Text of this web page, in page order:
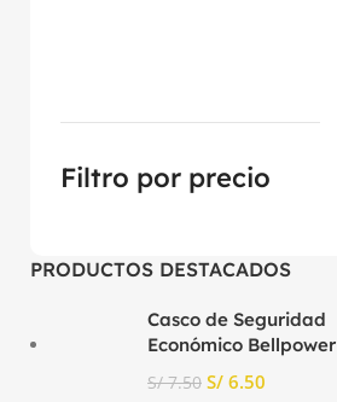
Filtro por precio
PRODUCTOS DESTACADOS
Casco de Seguridad
Económico Bellpower
S/7.50 S/ 6.50